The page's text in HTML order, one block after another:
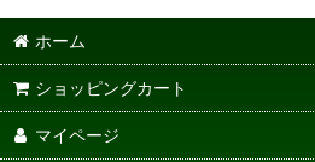
ホーム
ショッピングカート
マイページ